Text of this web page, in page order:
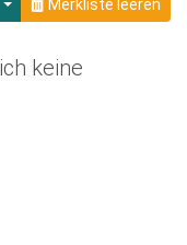
Merkliste leeren
keine